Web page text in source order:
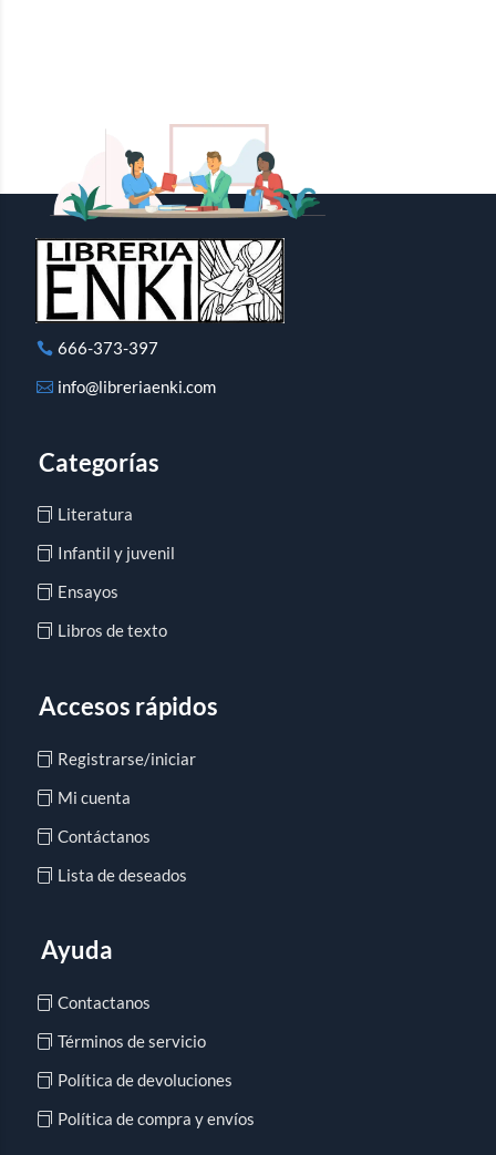
666-373-397
info@libreriaenki.com
Categorías
Literatura
Infantil y juvenil
Ensayos
Libros de texto
Accesos rápidos
Registrarse/iniciar
Mi cuenta
Contáctanos
Lista de deseados
Ayuda
Contactanos
Términos de servicio
Política de devoluciones
Política de compra y envíos